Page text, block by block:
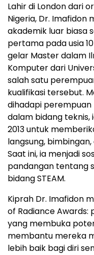
Lahir di London dari
Nigeria, Dr. Imafidon
akademik luar biasa
pertama pada usia
gelar Master dalam
Komputer dari
salah satu
kualifikasi tersebut.
dihadapi perempuan
dalam bidang
2013 untuk
langsung,
Saat ini, ia menjadi
pandangan tentang
bidang STEAM.
Kiprah Dr. Imafidon
of Radiance Awards:
yang membuka
membantu mereka
lebih baik bagi diri